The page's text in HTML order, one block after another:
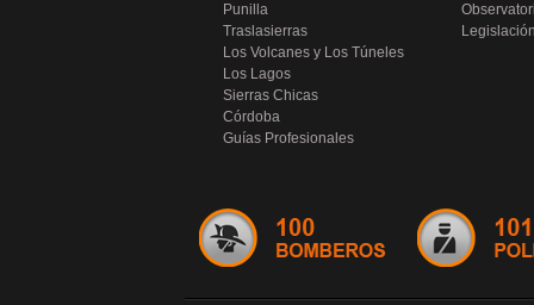
Punilla
Traslasierras
Los Volcanes y Los Túneles
Los Lagos
Sierras Chicas
Córdoba
Guías Profesionales